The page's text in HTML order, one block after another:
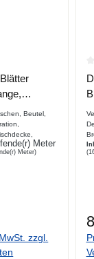
SternenBewertung
Beutel,
Meter
Meter)
zzgl.
8